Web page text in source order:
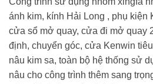
ánh kim, kính Hải Long , phụ kiện
cửa sổ mở quay, cửa đi mở quay
định, chuyển góc, cửa Kenwin
nâu kim sa, toàn bộ hệ thống sử
nâu cho công trình thêm sang